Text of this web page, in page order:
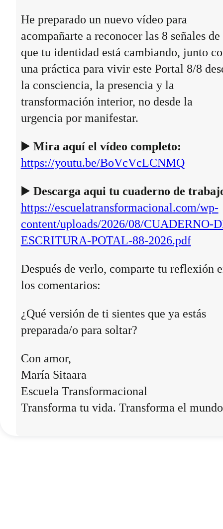
He preparado un nuevo vídeo para
acompañarte a reconocer las 8 señales de
que tu identidad está cambiando, junto
una práctica para vivir este Portal 8/8
la consciencia, la presencia y la
transformación interior, no desde la
urgencia por manifestar.
▶️ Mira aquí el vídeo completo:
https://youtu.be/BoVcVcLCNMQ
▶️ Descarga aqui tu cuaderno de
https://escuelatransformacional.com/wp-
content/uploads/2026/08/CUADERNO-
ESCRITURA-POTAL-88-2026.pdf
Después de verlo, comparte tu reflexión
los comentarios:
¿Qué versión de ti sientes que ya estás
preparada/o para soltar?
Con amor,
María Sitaara
Escuela Transformacional
Transforma tu vida. Transforma el